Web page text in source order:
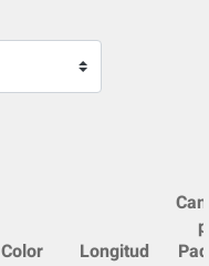
Color Longitud